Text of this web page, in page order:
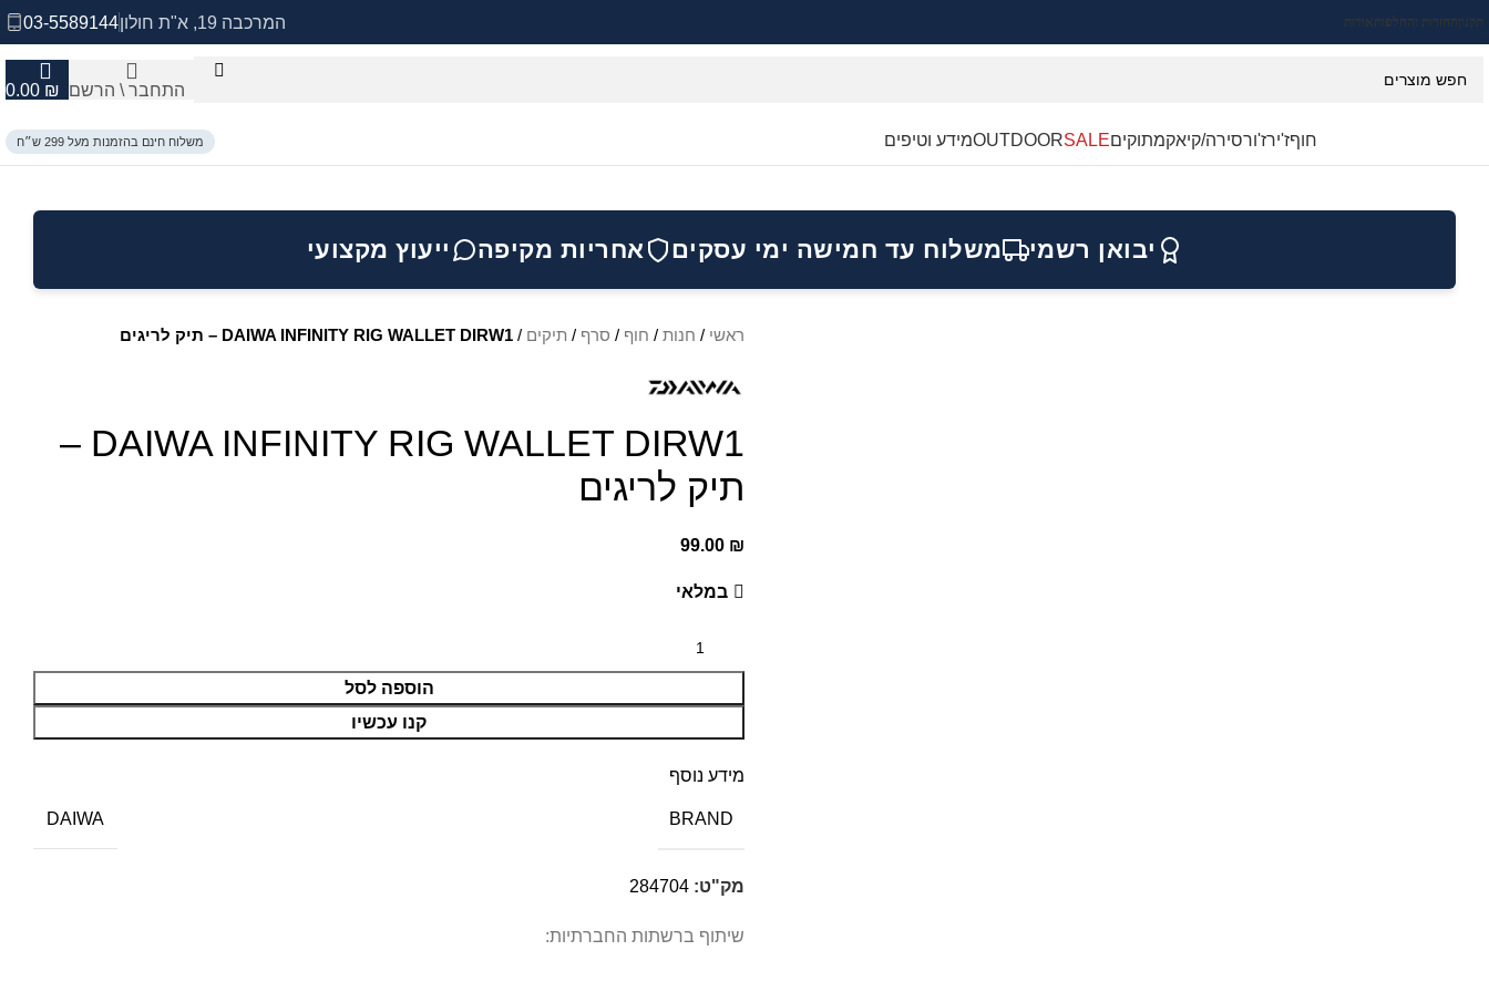
תקנוןהחזרות והחלפותאודות המרכבה 19, א"ת חולון 03-5589144
התחבר \ הרשם 0.00 ₪
חוףז'ירז'ורסירה/קיאקמתוקיםSALE
OUTDOORמידע וטיפים משלוח חינם בהזמנות מעל 299 ש״ח
יבואן רשמי משלוח עד חמישה ימי עסקים אחריות מקיפה ייעוץ מקצועי
ראשי / חנות / חוף / סרף / תיקים / DAIWA INFINITY RIG WALLET DIRW1 – תיק לריגים
DAIWA INFINITY RIG WALLET DIRW1 –
תיק לריגים
99.00 ₪
במלאי
הוספה לסל
קנו עכשיו
מידע נוסף
BRAND
DAIWA
מק"ט: 284704
שיתוף ברשתות החברתיות: